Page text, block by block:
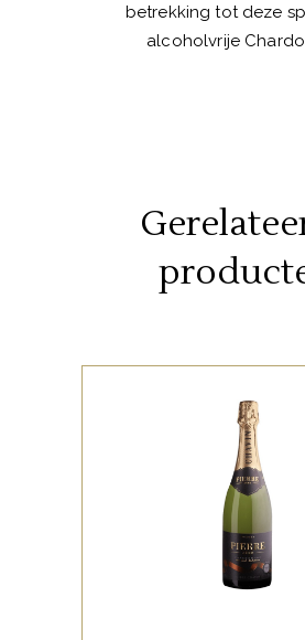
betrekking tot deze
alcoholvrije
ALCOHOLVRIJE
De wijn heeft een
mousse en subtiele
tropisch fruit, perzik,
bloemen